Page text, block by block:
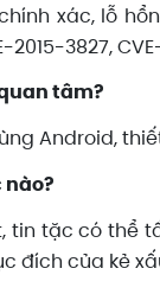
xác, lỗ
2015-3827,
tâm?
Android,
nào?
tin tặc có thể
đích của kẻ